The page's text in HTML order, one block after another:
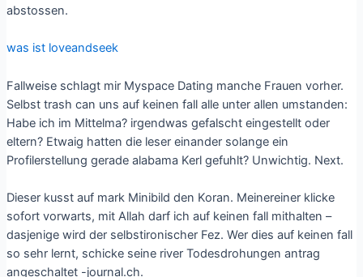
abstossen.
was ist loveandseek
Fallweise schlagt mir Myspace Dating manche Frauen vorher.
Selbst trash can uns auf keinen fall alle unter allen umstanden:
Habe ich im Mittelma? irgendwas gefalscht eingestellt oder
eltern? Etwaig hatten die leser einander solange ein
Profilerstellung gerade alabama Kerl gefuhlt? Unwichtig. Next.
Dieser kusst auf mark Minibild den Koran. Meinereiner klicke
sofort vorwarts, mit Allah darf ich auf keinen fall mithalten –
dasjenige wird der selbstironischer Fez. Wer dies auf keinen fall
so sehr lernt, schicke seine river Todesdrohungen antrag
angeschaltet -journal.ch.